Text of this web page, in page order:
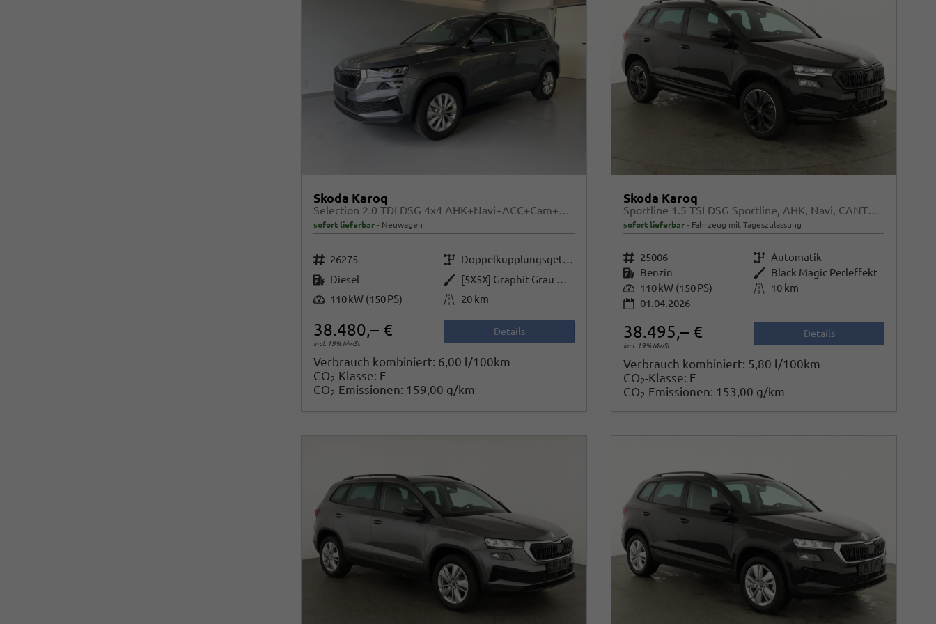
Skoda Karoq
Selection 2.0 TDI DSG 4x4 AHK+Navi+ACC+Cam+Winter+eHeck+Ambiente+Lodge+GV5
sofort lieferbar Neuwagen
Fahrzeugnr. 26275 Getriebe
Doppelkupplungsgetriebe (DSG)
Kraftstoff Diesel Außenfarbe
[5X5X] Graphit Grau Metallic
Leistung 110 kW (150 PS) Kilometerstand 20 km
38.480,– €
incl. 19% MwSt.
Details
Verbrauch kombiniert: 6,00 l/100km
CO2-Klasse: F
CO2-Emissionen: 159,00 g/km
Skoda Karoq
Sportline 1.5 TSI DSG Sportline, AHK, Navi, CANTON, Matrix, AreaView, Side, Kamera, el. Klappe, FS-beheizbar
sofort lieferbar Fahrzeug mit Tageszulassung
Fahrzeugnr. 25006 GetriebeAutomatik
Kraftstoff Benzin Außenfarbe Black Magic Perleffekt
Leistung 110 kW (150 PS) Kilometerstand 10 km
01.04.2026
38.495,– €
incl. 19% MwSt.
Details
Verbrauch kombiniert: 5,80 l/100km
CO2-Klasse: E
CO2-Emissionen: 153,00 g/km